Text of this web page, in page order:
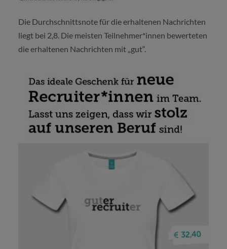
Die Durchschnittsnote für die erhaltenen Nachrichten
liegt bei 2,8. Die meisten Teilnehmer*innen bewerteten
die erhaltenen Nachrichten mit „gut“.